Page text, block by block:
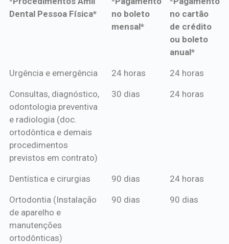
Dental Pessoa Física*
no boleto
mensal*
no cartão
de crédito
ou boleto
anual*
*Procedimentos Amil
*Pagamento
mensal*
*Pagamento
de crédito
Urgência e emergência 24 horas 24 horas
Consultas, diagnóstico,
odontologia preventiva
e radiologia (doc.
ortodôntica e demais
procedimentos
previstos em contrato)
30 dias 24 horas
Dentística e cirurgias 90 dias 24 horas
Ortodontia (Instalação
de aparelho e
manutenções
ortodônticas)
90 dias 90 dias